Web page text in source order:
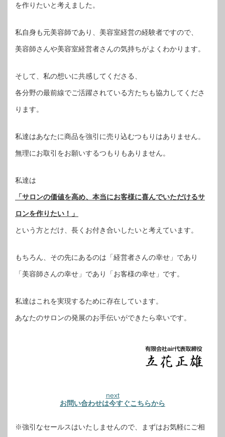
を作りたいと考えました。
私自身も元美容師であり、美容室経営の経験者ですので、
美容師さんや美容室経営者さんの気持ちがよくわかります。
そして、私の想いに共感してくださる、
各分野の最前線でご活躍されている方たちも協力してくださ
ります。
私達はあなたに商品を強引に売り込むつもりはありません。
無理にお取引をお願いするつもりもありません。
私達は
「サロンの価値を高め、本当にお客様に喜んでいただけるサ
ロンを作りたい！」
という方とだけ、長くお付き合いしたいと考えています。
もちろん、その先にあるのは「経営者さんの幸せ」であり
「美容師さんの幸せ」であり「お客様の幸せ」です。
私達はこれを実現するために存在しています。
あなたのサロンの発展のお手伝いができたら幸いです。
next
お問い合わせは今すぐこちらから
※強引なセールスはいたしませんので、まずはお気軽にご相